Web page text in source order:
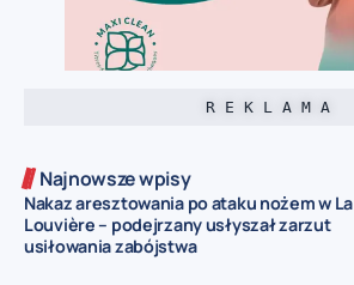
R E K L A M A
Najnowsze wpisy
Nakaz aresztowania po ataku nożem w La
Louvière – podejrzany usłyszał zarzut
usiłowania zabójstwa